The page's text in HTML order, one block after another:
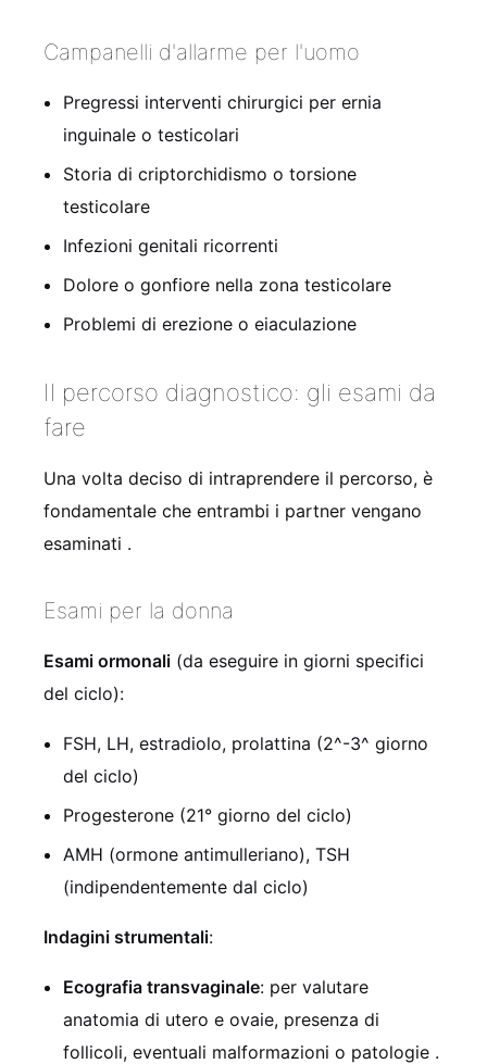
Campanelli d'allarme per l'uomo
Pregressi interventi chirurgici per ernia
inguinale o testicolari
Storia di criptorchidismo o torsione
testicolare
Infezioni genitali ricorrenti
Dolore o gonfiore nella zona testicolare
Problemi di erezione o eiaculazione
Il percorso diagnostico: gli esami da
fare
Una volta deciso di intraprendere il percorso, è
fondamentale che entrambi i partner vengano
esaminati .
Esami per la donna
Esami ormonali (da eseguire in giorni specifici
del ciclo):
FSH, LH, estradiolo, prolattina (2^-3^ giorno
del ciclo)
Progesterone (21° giorno del ciclo)
AMH (ormone antimulleriano), TSH
(indipendentemente dal ciclo)
Indagini strumentali:
Ecografia transvaginale: per valutare
anatomia di utero e ovaie, presenza di
follicoli, eventuali malformazioni o patologie .